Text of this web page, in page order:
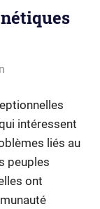
intéressent
liés au
peuples
ont